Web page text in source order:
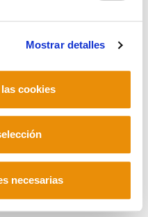
Mostrar detalles
cookies
necesarias